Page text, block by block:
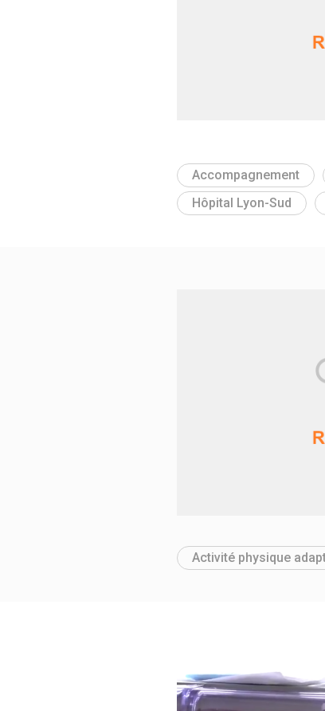
Accompagnement
Hôpital Lyon-Sud
Activité physique